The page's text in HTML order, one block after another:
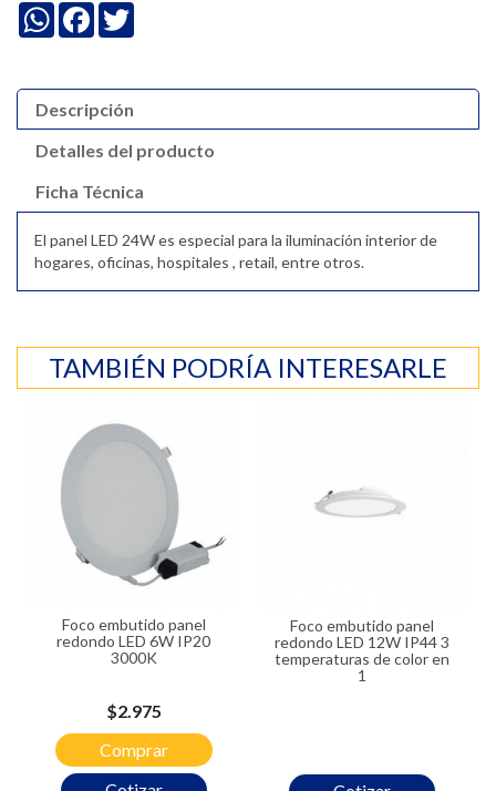
WhatsApp
Facebook
Descripción
Detalles del producto
Ficha Técnica
El panel LED 24W es especial para la iluminación interior de
hogares, oficinas, hospitales , retail, entre otros.
TAMBIÉN PODRÍA INTERESARLE
Foco embutido panel
redondo LED 6W IP20
3000K
Precio
$2.975
Comprar
Foco embutido panel
redondo LED 12W IP44 3
temperaturas de color en
1